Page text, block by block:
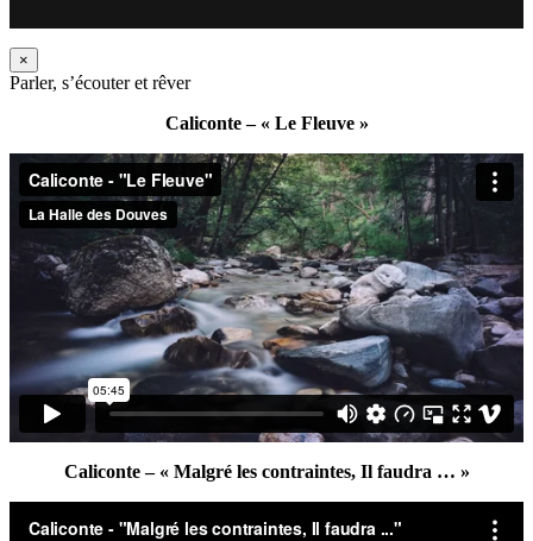
×
Parler, s’écouter et rêver
Caliconte – « Le Fleuve »
Caliconte – « Malgré les contraintes, Il faudra … »